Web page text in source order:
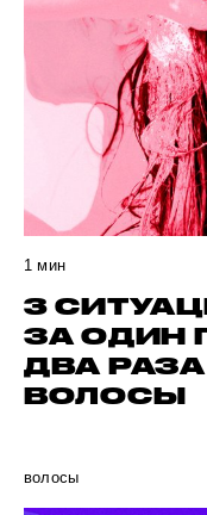
1 мин
3
ЗА ОДИН
ДВА
ВОЛОСЫ
волосы